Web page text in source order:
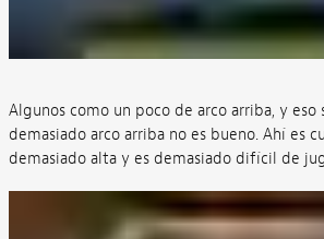
Algunos como un poco de arco arriba, y eso
demasiado arco arriba no es bueno. Ahí es
demasiado alta y es demasiado difícil de